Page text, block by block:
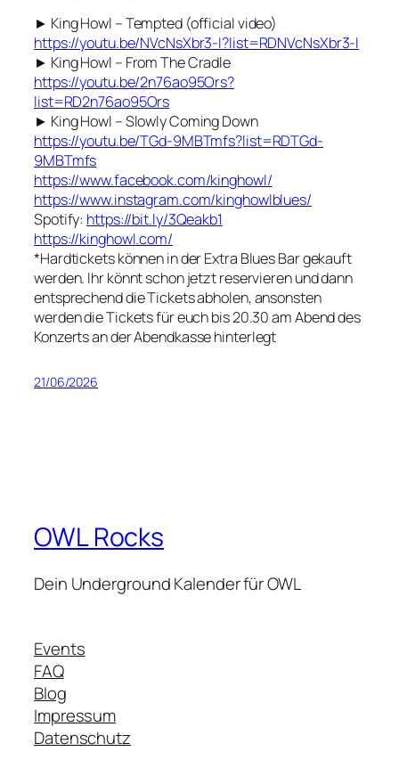
► King Howl – Tempted (official video)
https://youtu.be/NVcNsXbr3-I?list=RDNVcNsXbr3-I
► King Howl – From The Cradle
https://youtu.be/2n76ao95Ors?
list=RD2n76ao95Ors
► King Howl – Slowly Coming Down
https://youtu.be/TGd-9MBTmfs?list=RDTGd-
9MBTmfs
https://www.facebook.com/kinghowl/
https://www.instagram.com/kinghowlblues/
Spotify: https://bit.ly/3Qeakb1
https://kinghowl.com/
*Hardtickets können in der Extra Blues Bar gekauft
werden. Ihr könnt schon jetzt reservieren und dann
entsprechend die Tickets abholen, ansonsten
werden die Tickets für euch bis 20.30 am Abend des
Konzerts an der Abendkasse hinterlegt
21/06/2026
OWL Rocks
Dein Underground Kalender für OWL
Events
FAQ
Blog
Impressum
Datenschutz